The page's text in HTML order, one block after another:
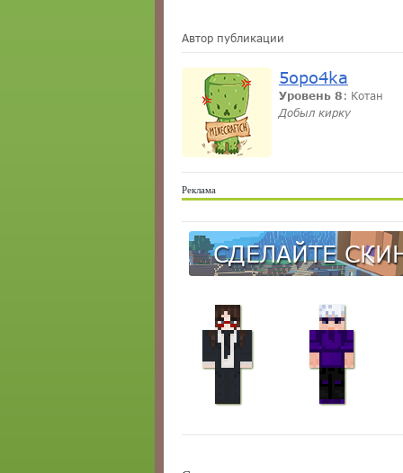
Автор публикации
5opo4ka
Уровень 8 : Котан
Добыл кирку
Реклама
СДЕЛАЙТЕ